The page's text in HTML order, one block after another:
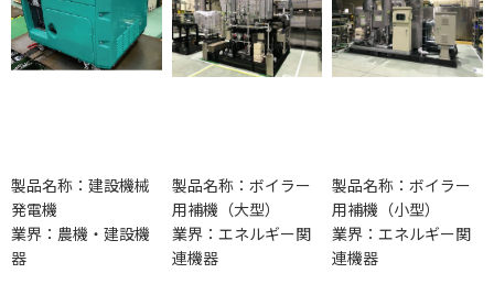
製品名称：建設機械
発電機
業界：農機・建設機
器
製品名称：ボイラー
用補機（大型）
業界：エネルギー関
連機器
製品名称：ボイラー
用補機（小型）
業界：エネルギー関
連機器